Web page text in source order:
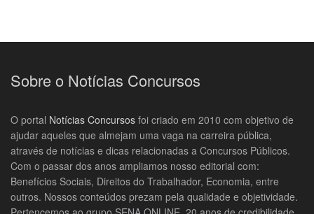
Sobre o Notícias Concursos
O portal Notícias Concursos foi criado em 2010 com objetivo de
ajudar aqueles que almejam uma vaga na carreira pública,
através de notícias e dicas relacionadas a Concursos Públicos.
Com o passar dos anos ampliamos nosso editorial com:
Benefícios Sociais, Direitos do Trabalhador, Economia, entre
outros. Nossos conteúdos prezam pela qualidade e objetividade.